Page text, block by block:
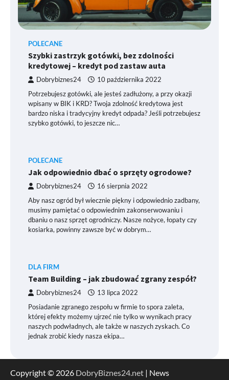
POLECANE
Szybki zastrzyk gotówki, bez zdolności
kredytowej – kredyt pod zastaw auta
Dobrybiznes24 10 października 2022
Potrzebujesz gotówki, ale jesteś zadłużony, a przy okazji
wpisany w BIK i KRD? Twoja zdolność kredytowa jest
bardzo niska i tradycyjny kredyt odpada? Jeśli potrzebujesz
szybko gotówki, to jeszcze nic…
POLECANE
Jak odpowiednio dbać o sprzęty ogrodowe?
Dobrybiznes24 16 sierpnia 2022
Aby nasz ogród był wiecznie piękny i odpowiednio zadbany,
musimy pamiętać o odpowiednim zakonserwowaniu i
dbaniu o nasz sprzęt ogrodniczy. Nasze nożyce, łopaty czy
kosiarka, powinny zawsze być w dobrym…
DLA FIRM
Team Building – jak zbudować zgrany zespół?
Dobrybiznes24 13 lipca 2022
Posiadanie zgranego zespołu w firmie to spora zaleta,
której efekty możemy ujrzeć nie tylko w wynikach pracy
naszych podwładnych, ale także w naszych zyskach. Co
jednak zrobić kiedy nasza ekipa…
Copyright © 2026 DobryBiznes24.net | News